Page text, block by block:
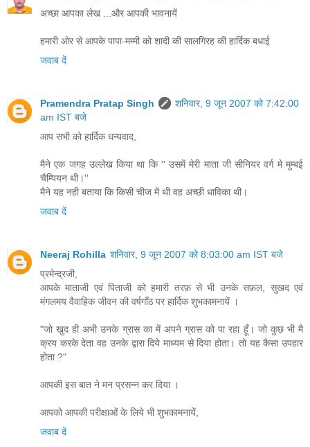
अच्छा आपका लेख ...और आपकी भावनायें
हमारी ओर से आपके पापा-मम्मी को शादी की सालगिरह की हार्दिक बधाई
जवाब दें
Pramendra Pratap Singh
शनिवार, 9 जून 2007 को 7:42:00
am IST बजे
आप सभी को हार्दिक धन्‍यवाद,
मैने एक जगह उल्‍लेख किया था कि '' उसमें मेरी माता जी सीनियर वर्ग मे मुम्‍बई
चैम्पियन थी।''
मैने यह नही बताया कि किसी चीज में थी वह अच्‍छी धाविका थी।
जवाब दें
Neeraj Rohilla शनिवार, 9 जून 2007 को 8:03:00 am IST बजे
प्रमेन्द्रजी,
आपके माताजी एवं पिताजी को हमारी तरफ़ से भी उनके सफ़ल, सुखद एवं
मंगलमय वैवाहिक जीवन की वर्षगाँठ पर हार्दिक शुभकामनायें ।
"जो खुद ही अभी उनके ग्रास का में अपने ग्रास को पा रहा हूँ। जो कुछ भी मै
क्रय करके देता वह उनके द्वारा दिये माध्‍यम से दिया होता। तो यह कैसा उपहार
होता ?"
आपकी इस बात ने मन प्रसन्न कर दिया ।
आपको आपकी परीक्षाओं के लिये भी शुभकामनायें,
जवाब दें